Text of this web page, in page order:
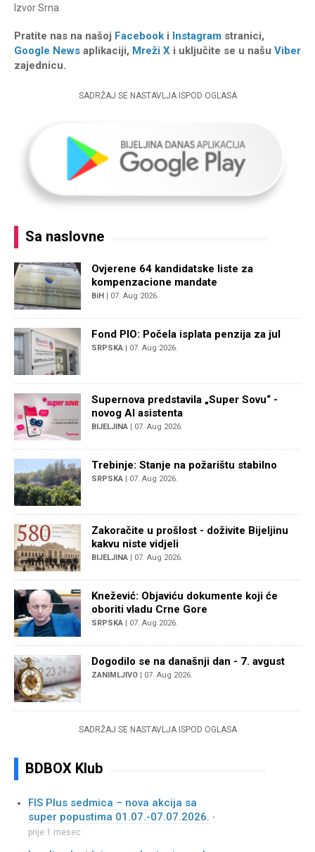
IzvorSrna
Pratite nas na našoj Facebook i Instagram stranici,
Google News aplikaciji, Mreži X i uključite se u našu Viber
zajednicu.
SADRŽAJ SE NASTAVLJA ISPOD OGLASA
Sa naslovne
Ovjerene 64 kandidatske liste za
kompenzacione mandate
BiH | 07. Aug 2026.
Fond PIO: Počela isplata penzija za jul
SRPSKA | 07. Aug 2026.
Supernova predstavila „Super Sovu“ -
novog AI asistenta
BIJELJINA | 07. Aug 2026.
Trebinje: Stanje na požarištu stabilno
SRPSKA | 07. Aug 2026.
Zakoračite u prošlost - doživite Bijeljinu
kakvu niste vidjeli
BIJELJINA | 07. Aug 2026.
Knežević: Objaviću dokumente koji će
oboriti vladu Crne Gore
SRPSKA | 07. Aug 2026.
Dogodilo se na današnji dan - 7. avgust
ZANIMLJIVO | 07. Aug 2026.
SADRŽAJ SE NASTAVLJA ISPOD OGLASA
BDBOX Klub
FIS Plus sedmica – nova akcija sa
super popustima 01.07.-07.07.2026. •
prije 1 mesec